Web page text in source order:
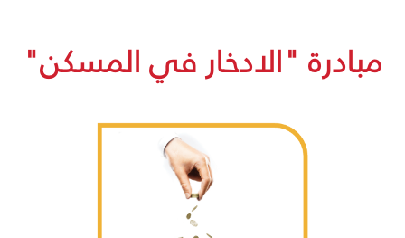
مبادرة "الادخار في المسكن"